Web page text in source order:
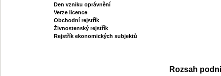
Den vzniku oprávnění
Verze licence
Obchodní rejstřík
Živnostenský rejstřík
Rejstřík ekonomických subjektů
Rozsah